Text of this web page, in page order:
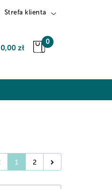
Strefa klienta
Zaloguj się
Zarejestruj się
0,00 zł
0
1 2